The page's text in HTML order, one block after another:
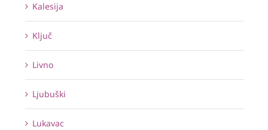
Kalesija
Ključ
Livno
Ljubuški
Lukavac